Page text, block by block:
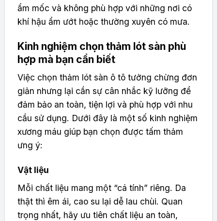
ẩm mốc và không phù hợp với những nơi có
khí hậu ẩm ướt hoặc thường xuyên có mưa.
Kinh nghiệm chọn thảm lót sàn phù
hợp mà bạn cần biết
Việc chọn thảm lót sàn ô tô tưởng chừng đơn
giản nhưng lại cần sự cân nhắc kỹ lưỡng để
đảm bảo an toàn, tiện lợi và phù hợp với nhu
cầu sử dụng. Dưới đây là một số kinh nghiệm
xương máu giúp bạn chọn được tấm thảm
ưng ý:
Vật liệu
Mỗi chất liệu mang một “cá tính” riêng. Da
thật thì êm ái, cao su lại dễ lau chùi. Quan
trọng nhất, hãy ưu tiên chất liệu an toàn,